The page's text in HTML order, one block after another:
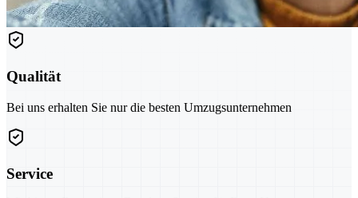
Qualität
Bei uns erhalten Sie nur die besten Umzugsunternehmen
Service